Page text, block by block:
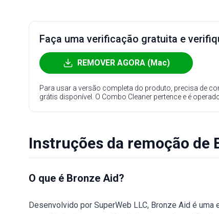
Faça uma verificação gratuita e
REMOVER AGORA (Mac)
Para usar a versão completa do produto, precisa de
grátis disponível. O Combo Cleaner pertence e é
Instruções da remoção de
O que é Bronze Aid?
Desenvolvido por SuperWeb LLC, Bronze Aid é